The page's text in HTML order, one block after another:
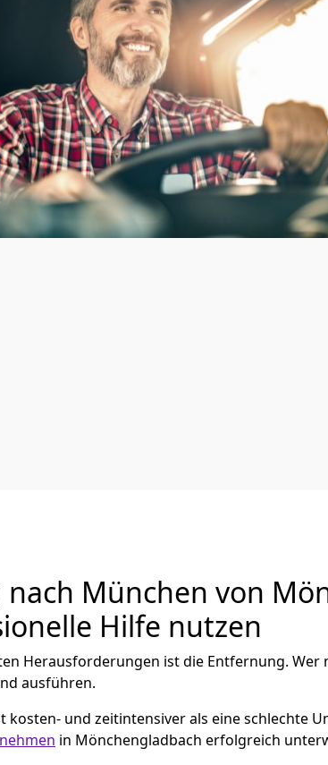
nach München von
Hilfe nutzen
Herausforderungen ist die Entfernung.
ausführen.
kosten- und zeitintensiver als eine schlechte
in Mönchen­gladbach erfolgreich